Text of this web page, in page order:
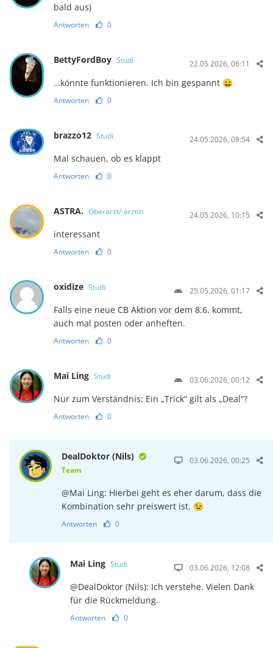
bald aus)
Antworten 0
BettyFordBoy Studi 22.05.2026, 06:11
…könnte funktionieren. Ich bin gespannt 😀
Antworten 0
brazzo12 Studi 24.05.2026, 08:54
Mal schauen, ob es klappt
Antworten 0
ASTRA. Oberarzt/-ärztin 24.05.2026, 10:15
interessant
Antworten 0
oxidize Studi 25.05.2026, 01:17
Falls eine neue CB Aktion vor dem 8.6. kommt,
auch mal posten oder anheften.
Antworten 0
Mai Ling Studi 03.06.2026, 00:12
Nur zum Verständnis: Ein „Trick“ gilt als „Deal“?
Antworten 0
DealDoktor (Nils)
Team
03.06.2026, 00:25
@Mai Ling: Hierbei geht es eher darum, dass die
Kombination sehr preiswert ist. 😉
Antworten 0
Mai Ling Studi 03.06.2026, 12:08
@DealDoktor (Nils): Ich verstehe. Vielen Dank
für die Rückmeldung.
Antworten 0